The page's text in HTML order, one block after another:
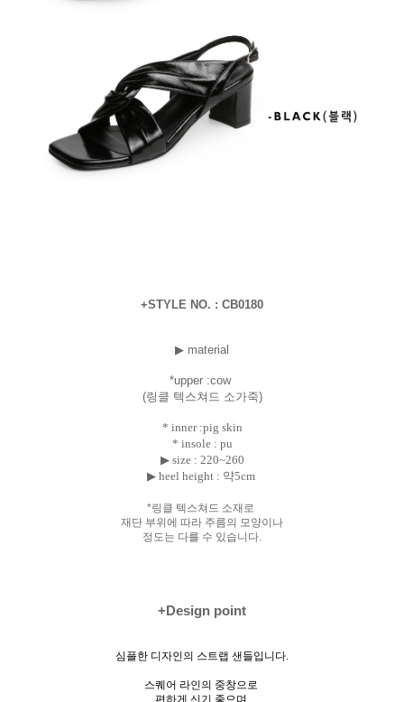
+STYLE NO. : CB0180
▶ material
*upper :cow
(링클 텍스쳐드 소가죽)
* inner :pig skin
* insole : pu
▶ size : 220~260
▶ heel height : 약5cm
*링클 텍스쳐드 소재로
재단 부위에 따라 주름의 모양이나
정도는 다를 수 있습니다.
+Design point
심플한 디자인의 스트랩 샌들입니다.
스퀘어 라인의 중창으로
편하게 신기 좋으며